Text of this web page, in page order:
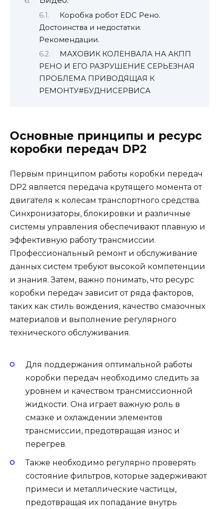
Коробка робот EDC Рено.
Достоинства и недостатки.
Рекомендации.
МАХОВИК КОЛЕНВАЛА НА АКПП
РЕНО И ЕГО РАЗРУШЕНИЕ СЕРЬЕЗНАЯ
ПРОБЛЕМА ПРИВОДЯЩАЯ К
РЕМОНТУ#БУДНИСЕРВИСА
Основные принципы и ресурс
коробки передач DP2
Первым принципом работы коробки передач
DP2 является передача крутящего момента от
двигателя к колесам транспортного средства.
Синхронизаторы, блокировки и различные
системы управления обеспечивают плавную и
эффективную работу трансмиссии.
Профессиональный ремонт и обслуживание
данных систем требуют высокой компетенции
и знания. Затем, важно понимать, что ресурс
коробки передач зависит от ряда факторов,
таких как стиль вождения, качество смазочных
материалов и выполнение регулярного
технического обслуживания.
Для поддержания оптимальной работы
коробки передач необходимо следить за
уровнем и качеством трансмиссионной
жидкости. Она играет важную роль в
смазке и охлаждении элементов
трансмиссии, предотвращая износ и
перегрев.
Также необходимо регулярно проверять
состояние фильтров, которые задерживают
примеси и металлические частицы,
предотвращая их попадание внутрь